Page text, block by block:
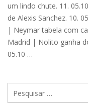
um lindo chute. 11.
de Alexis Sanchez. 10.
| Neymar tabela com
Madrid | Nolito ganha
05.10 …